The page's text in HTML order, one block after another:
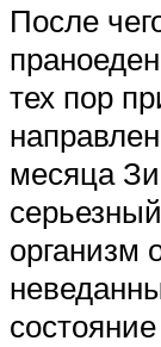
После
тех пор
месяца
организм